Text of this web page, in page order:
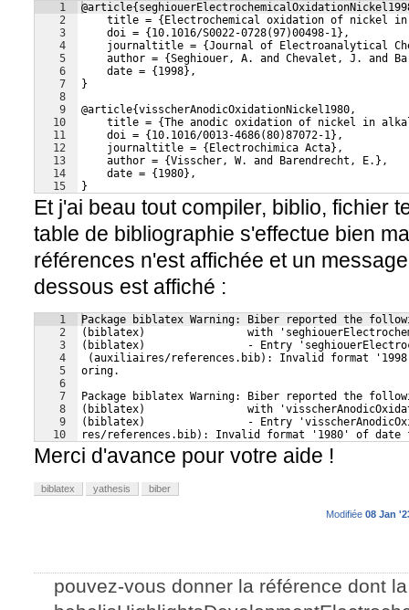
1
2
3
4
5
6
7
8
9
10
11
12
13
14
15
title = {Electrochemical oxidation of nickel
    doi = {10.1016/S0022-0728(97)00498-1},
journaltitle = {Journal of Electroanalytical
author = {Seghiouer, A. and Chevalet, J. and
    date = {1998},
}
@article{visscherAnodicOxidationNickel1980,
title = {The anodic oxidation of nickel in
    doi = {10.1016/0013-4686(80)87072-1},
    journaltitle = {Electrochimica Acta},
    author = {Visscher, W. and Barendrecht, E.},
    date = {1980},
}
Et j'ai beau tout compiler, biblio, fichier
table de bibliographie s'effectue bien
références n'est affichée et un
dessous est affiché :
1
2
3
4
5
6
7
8
9
10
Package biblatex Warning: Biber reported the
(biblatex)                with
(biblatex)                - Entry
(auxiliaires/references.bib): Invalid format
oring.
Package biblatex Warning: Biber reported the
(biblatex)                with
(biblatex)                - Entry
res/references.bib): Invalid format '1980' of
Merci d'avance pour votre aide !
biblatex yathesis biber
Modifiée 08 Jan
pouvez-vous donner la référence dont